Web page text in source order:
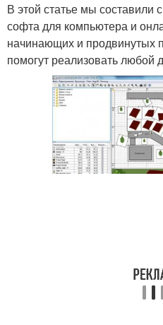
В этой статье мы составили
софта для компьютера и
начинающих и продвинутых
помогут реализовать любой